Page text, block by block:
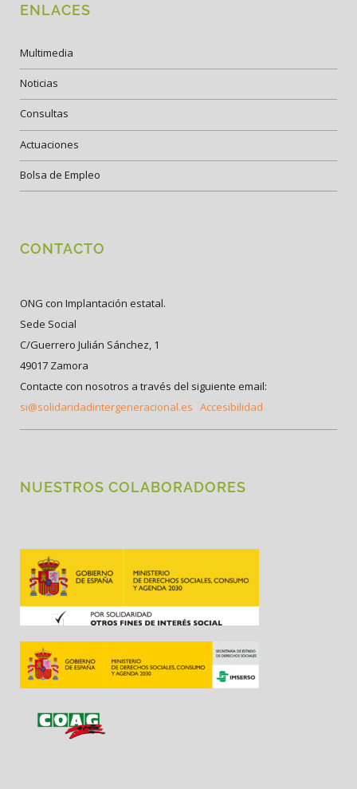
ENLACES
Multimedia
Noticias
Consultas
Actuaciones
Bolsa de Empleo
CONTACTO
ONG con Implantación estatal.
Sede Social
C/Guerrero Julián Sánchez, 1
49017 Zamora
Contacte con nosotros a través del siguiente email:
si@solidaridadintergeneracional.es Accesibilidad
NUESTROS COLABORADORES